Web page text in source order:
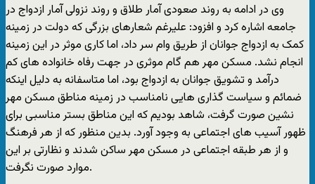
وی در ادامه به روند صعودی آمار طلاق و روند نزولی آمار ازدواج در
جامعه اشاره کرد و افزود: علیرغم شعارهای بزرگی که دولت در زمینه
کمک به ازدواج جوانان از طریق وام سر داد، اما کاری موثر در این زمینه
انجام نشد. مسکن مهر هم گام موثری در جهت رفاه خانواده های کم
درآمد و تشویق جوانان به ازدواج بود، اما متاسفانه به دلیل اینکه
ضمائم و سیاست گذاری هایی نامناسب در زمینه مناطق مسکن مهر
نشین صورت گرفت، شاهد بودیم که این مناطق بستر مناسبی برای
ظهور آسیب های اجتماعی به وجود آورد. بدین منظور که از هر فرهنگ
و از هر طبقه اجتماعی در مسکن مهر ساکن شدند و نظارتی بر این
موارد صورت نگرفت.